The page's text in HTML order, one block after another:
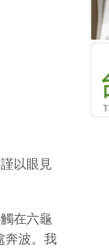
以眼見
在六龜
奔波。我